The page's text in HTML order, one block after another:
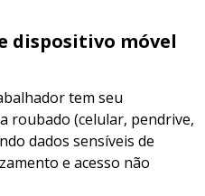
dispositivo móvel
tem seu
roubado (celular, pendrive,
dados sensíveis de
e acesso não